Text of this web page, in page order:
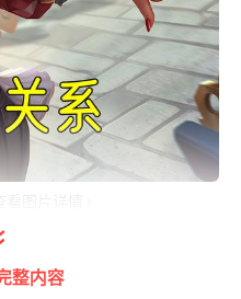
环、不知火舞
整内容